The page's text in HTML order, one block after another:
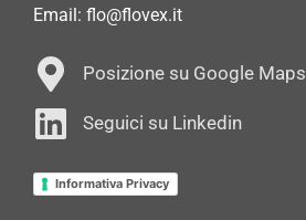
Email: flo@flovex.it
Posizione su Google Maps
Seguici su Linkedin
Informativa Privacy